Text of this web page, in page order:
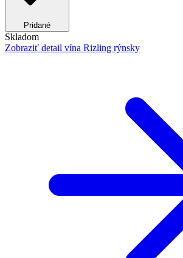
Pridané
Skladom
Zobraziť detail vína Rizling rýnsky